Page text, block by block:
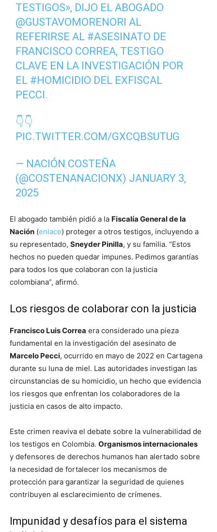
TESTIGOS», DIJO EL ABOGADO
@GUSTAVOMORENORI AL
REFERIRSE AL #ASESINATO DE
FRANCISCO CORREA, TESTIGO
CLAVE EN LA INVESTIGACIÓN POR
EL #HOMICIDIO DEL EXFISCAL
PECCI.
👇👇
PIC.TWITTER.COM/GXCQBSUTUG
— NACIÓN COSTEÑA
(@COSTENANACIONX) JANUARY 3,
2025
El abogado también pidió a la Fiscalía General de la
Nación (enlace) proteger a otros testigos, incluyendo a
su representado, Sneyder Pinilla, y su familia. “Estos
hechos no pueden quedar impunes. Pedimos garantías
para todos los que colaboran con la justicia
colombiana”, afirmó.
Los riesgos de colaborar con la justicia
Francisco Luis Correa era considerado una pieza
fundamental en la investigación del asesinato de
Marcelo Pecci, ocurrido en mayo de 2022 en Cartagena
durante su luna de miel. Las autoridades investigan las
circunstancias de su homicidio, un hecho que evidencia
los riesgos que enfrentan los colaboradores de la
justicia en casos de alto impacto.
Este crimen reaviva el debate sobre la vulnerabilidad de
los testigos en Colombia. Organismos internacionales
y defensores de derechos humanos han alertado sobre
la necesidad de fortalecer los mecanismos de
protección para garantizar la seguridad de quienes
contribuyen al esclarecimiento de crímenes.
Impunidad y desafíos para el sistema